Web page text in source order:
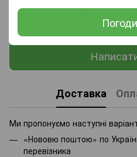
Додайте
Доставка
Ми пропонуємо наступні
«Нововю поштою» по
перевізника